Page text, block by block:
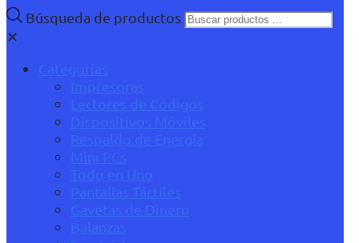
Búsqueda de productos
✕
Categorías
Impresoras
Lectores de Códigos
Dispositivos Móviles
Respaldo de Energía
Mini PCs
Todo en Uno
Pantallas Táctiles
Gavetas de Dinero
Balanzas